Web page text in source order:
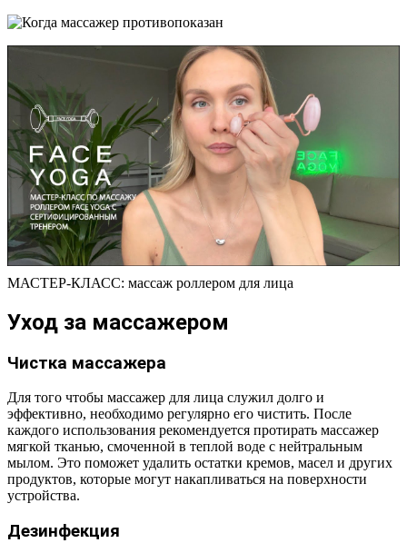
МАСТЕР-КЛАСС: массаж роллером для лица
Уход за массажером
Чистка массажера
Для того чтобы массажер для лица служил долго и
эффективно, необходимо регулярно его чистить. После
каждого использования рекомендуется протирать массажер
мягкой тканью, смоченной в теплой воде с нейтральным
мылом. Это поможет удалить остатки кремов, масел и других
продуктов, которые могут накапливаться на поверхности
устройства.
Дезинфекция